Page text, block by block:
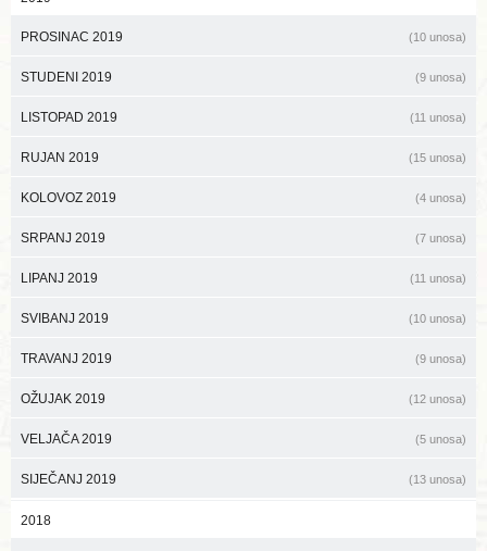
PROSINAC 2019 (10 unosa)
STUDENI 2019 (9 unosa)
LISTOPAD 2019 (11 unosa)
RUJAN 2019 (15 unosa)
KOLOVOZ 2019 (4 unosa)
SRPANJ 2019 (7 unosa)
LIPANJ 2019 (11 unosa)
SVIBANJ 2019 (10 unosa)
TRAVANJ 2019 (9 unosa)
OŽUJAK 2019 (12 unosa)
VELJAČA 2019 (5 unosa)
SIJEČANJ 2019 (13 unosa)
2018